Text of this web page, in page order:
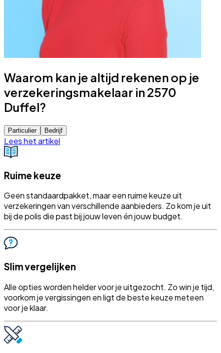
Waarom kan je altijd rekenen op je
verzekeringsmakelaar in 2570
Duffel?
Particulier Bedrijf
Lees het artikel
Ruime keuze
Geen standaardpakket, maar een ruime keuze uit
verzekeringen van verschillende aanbieders. Zo kom je uit
bij de polis die past bij jouw leven én jouw budget.
Slim vergelijken
Alle opties worden helder voor je uitgezocht. Zo win je tijd,
voorkom je vergissingen en ligt de beste keuze meteen
voor je klaar.